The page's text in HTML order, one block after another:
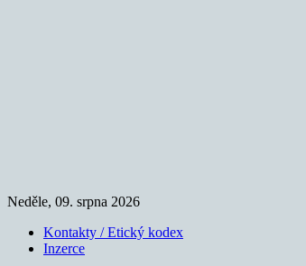
Neděle, 09. srpna 2026
Kontakty / Etický kodex
Inzerce